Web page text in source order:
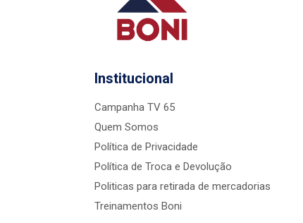
Institucional
Campanha TV 65
Quem Somos
Política de Privacidade
Política de Troca e Devolução
Politicas para retirada de mercadorias
Treinamentos Boni